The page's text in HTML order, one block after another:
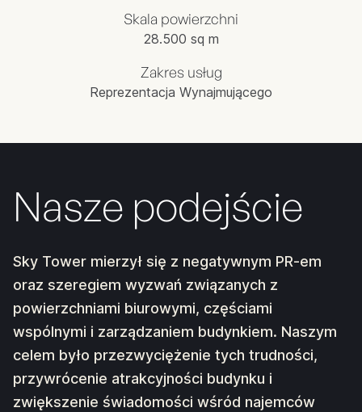
Skala powierzchni
28.500 sq m
Zakres usług
Reprezentacja Wynajmującego
Nasze podejście
Sky Tower mierzył się z negatywnym PR-em
oraz szeregiem wyzwań związanych z
powierzchniami biurowymi, częściami
wspólnymi i zarządzaniem budynkiem. Naszym
celem było przezwyciężenie tych trudności,
przywrócenie atrakcyjności budynku i
zwiększenie świadomości wśród najemców